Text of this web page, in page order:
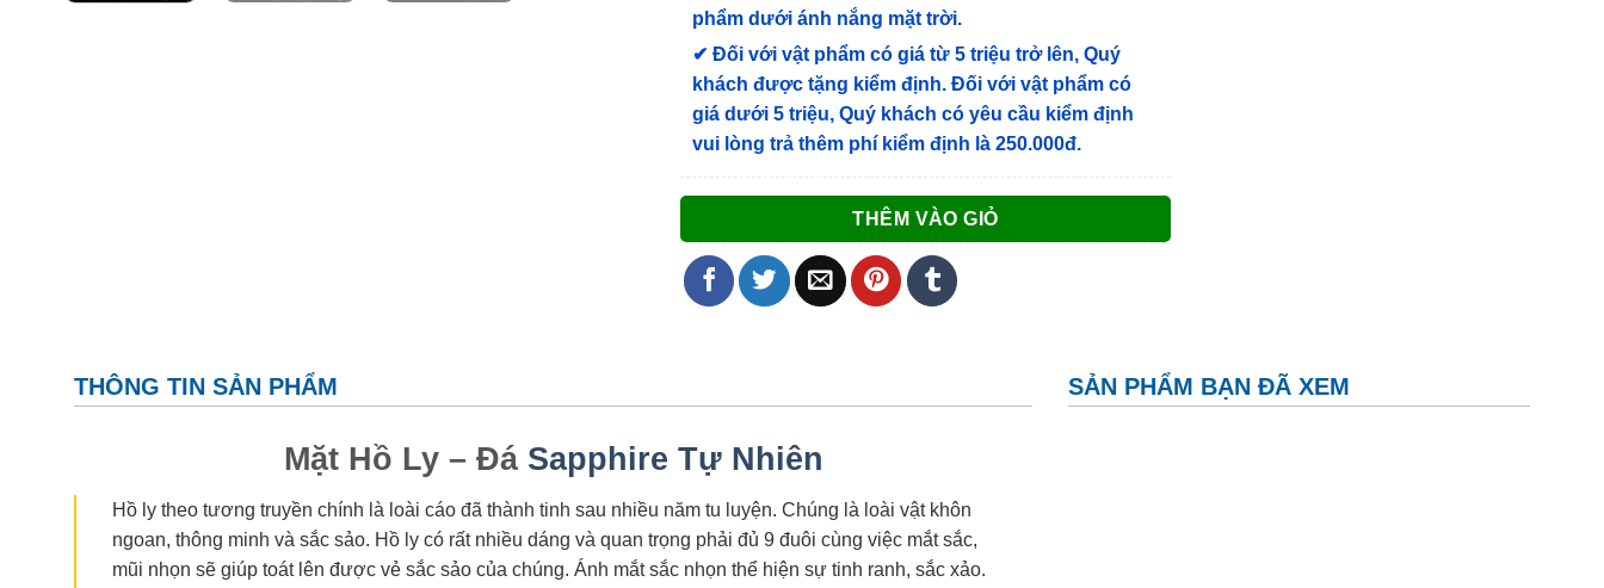
phẩm dưới ánh nắng mặt trời.
✔Đối với vật phẩm có giá từ 5 triệu trở lên, Quý
khách được tặng kiểm định. Đối với vật phẩm có
giá dưới 5 triệu, Quý khách có yêu cầu kiểm định
vui lòng trả thêm phí kiểm định là 250.000đ.
THÊM VÀO GIỎ
THÔNG TIN SẢN PHẨM
Mặt Hồ Ly – Đá Sapphire Tự Nhiên
Hồ ly theo tương truyền chính là loài cáo đã thành tinh sau nhiều năm tu luyện. Chúng là loài vật khôn
ngoan, thông minh và sắc sảo. Hồ ly có rất nhiều dáng và quan trọng phải đủ 9 đuôi cùng việc mắt sắc,
mũi nhọn sẽ giúp toát lên được vẻ sắc sảo của chúng. Ánh mắt sắc nhọn thể hiện sự tinh ranh, sắc xảo.
SẢN PHẨM BẠN ĐÃ XEM